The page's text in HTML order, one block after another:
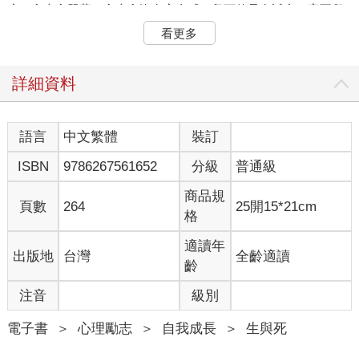
瘦，愈來愈單薄，愈來愈沒有安全感。留下的只有誠實。毫不留
情地揭發由於生命短暫易逝所帶來的打擊。作家安媞耶．拉維
克．施圖伯爾多年來把瓊．蒂蒂安的作品譯成德文，曾經稱她為
我們為了活下去而述說故事。我們需要故事來了解生活。或許我
麼影響，對妳造成了什麼影響。如果我要把「它」說出來，就也
得要述說我自己。鄭重地脫下褲子，袒露自己。因為妳想知道一
個人在危機時期如何生活，會變成什麼樣的人，會發現自己的哪
一面，從何處汲取所需要的力量與耐心，在自己身上有何欠缺，
在哪些事情上一敗塗地，在何處變得支離破碎，急需用黏膠把自
己重新拼湊起來。哪一種黏膠黏得最牢？
危機就像嗜血的蚊子一樣追趕著我們。我們必須一再逃離死亡。
在這種時候還有餘裕來反省、來思考、來改變自己嗎？還是會變
得毫無知覺？在有如鯊魚嘴的生活中要如何存活，隨時可能
「啪」地合攏的鯊魚嘴。
我該向妳述說這些。
要如何應付如影隨形的恐懼。要如何取得平衡，既在疾病中，同
看更多
詳細資料
語言 中文繁體
裝訂
ISBN
9786267561652 分級 普通級
頁數 264
商品規
格
25開15*21cm
出版地 台灣
適讀年
齡
全齡適讀
注音 級別
電子書 ＞ 心理勵志 ＞ 自我成長 ＞ 生與死